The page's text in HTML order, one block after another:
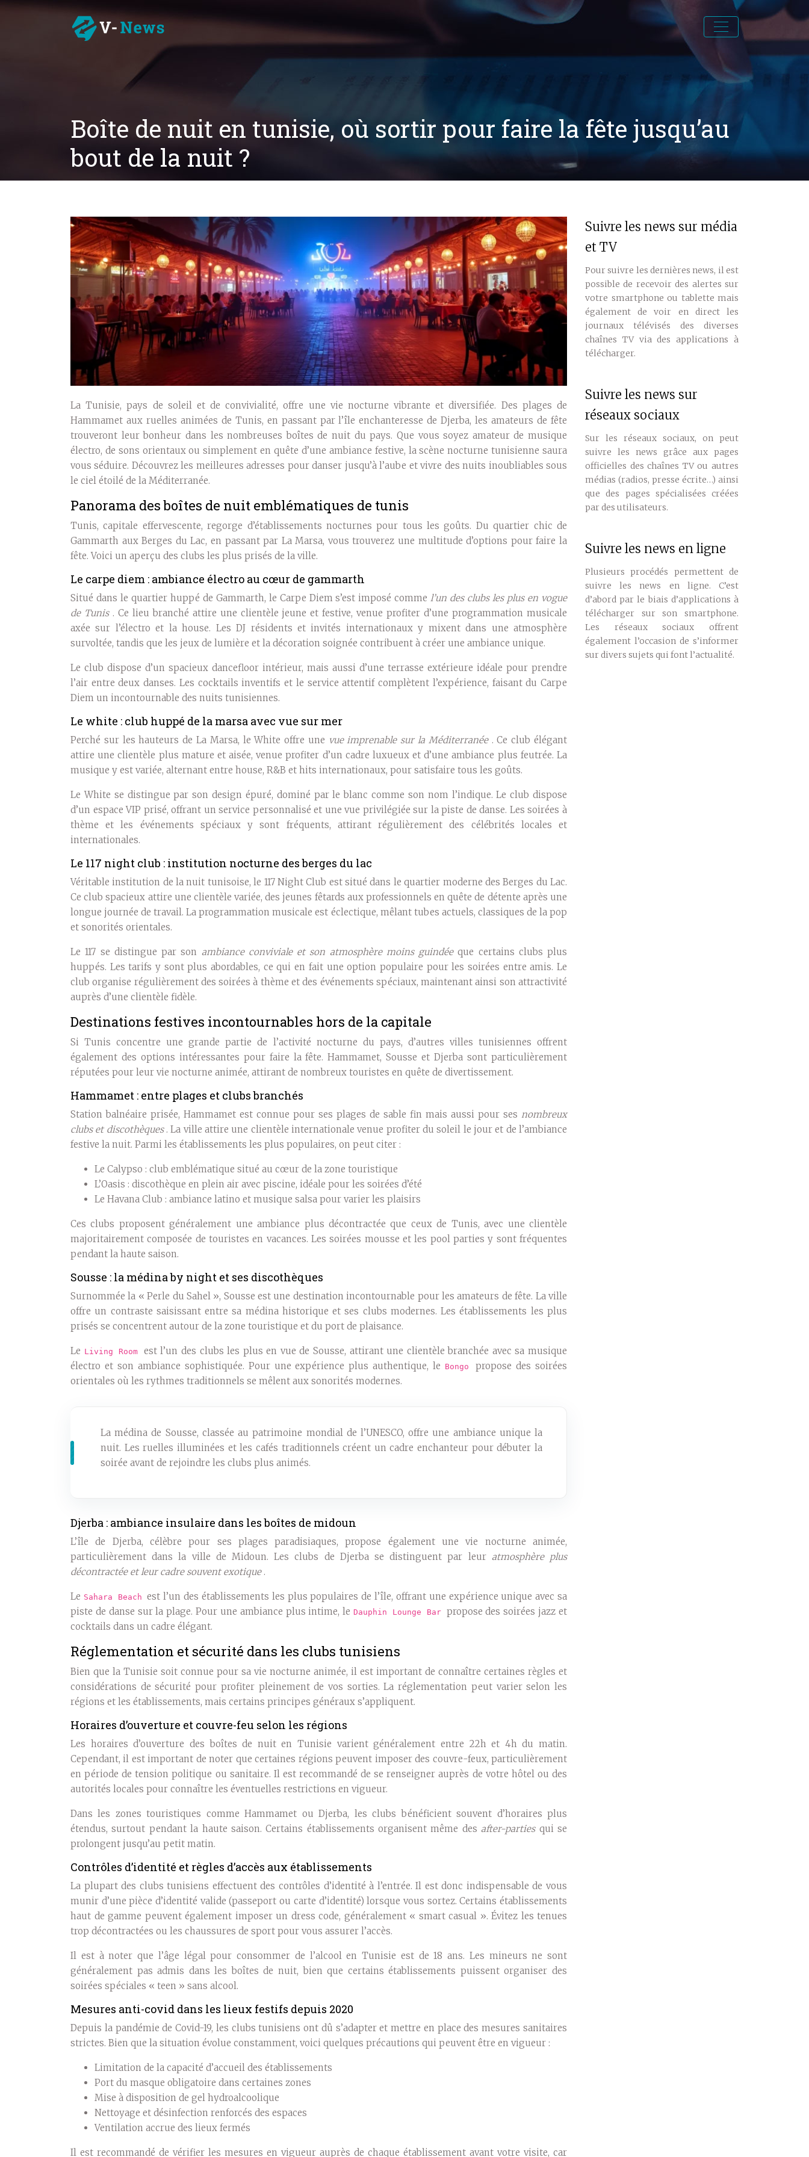
Boîte de nuit en tunisie, où sortir pour faire la fête jusqu’au
bout de la nuit ?
La Tunisie, pays de soleil et de convivialité, offre une vie nocturne vibrante et diversifiée. Des plages de
Hammamet aux ruelles animées de Tunis, en passant par l’île enchanteresse de Djerba, les amateurs de fête
trouveront leur bonheur dans les nombreuses boîtes de nuit du pays. Que vous soyez amateur de musique
électro, de sons orientaux ou simplement en quête d’une ambiance festive, la scène nocturne tunisienne saura
vous séduire. Découvrez les meilleures adresses pour danser jusqu’à l’aube et vivre des nuits inoubliables sous
le ciel étoilé de la Méditerranée.
Panorama des boîtes de nuit emblématiques de tunis
Tunis, capitale effervescente, regorge d’établissements nocturnes pour tous les goûts. Du quartier chic de
Gammarth aux Berges du Lac, en passant par La Marsa, vous trouverez une multitude d’options pour faire la
fête. Voici un aperçu des clubs les plus prisés de la ville.
Le carpe diem : ambiance électro au cœur de gammarth
Situé dans le quartier huppé de Gammarth, le Carpe Diem s’est imposé commel’un des clubs les plus en vogue
de Tunis . Ce lieu branché attire une clientèle jeune et festive, venue profiter d’une programmation musicale
axée sur l’électro et la house. Les DJ résidents et invités internationaux y mixent dans une atmosphère
survoltée, tandis que les jeux de lumière et la décoration soignée contribuent à créer une ambiance unique.
Le club dispose d’un spacieux dancefloor intérieur, mais aussi d’une terrasse extérieure idéale pour prendre
l’air entre deux danses. Les cocktails inventifs et le service attentif complètent l’expérience, faisant du Carpe
Diem un incontournable des nuits tunisiennes.
Le white : club huppé de la marsa avec vue sur mer
Perché sur les hauteurs de La Marsa, le White offre une vue imprenable sur la Méditerranée . Ce club élégant
attire une clientèle plus mature et aisée, venue profiter d’un cadre luxueux et d’une ambiance plus feutrée. La
musique y est variée, alternant entre house, R&B et hits internationaux, pour satisfaire tous les goûts.
Le White se distingue par son design épuré, dominé par le blanc comme son nom l’indique. Le club dispose
d’un espace VIP prisé, offrant un service personnalisé et une vue privilégiée sur la piste de danse. Les soirées à
thème et les événements spéciaux y sont fréquents, attirant régulièrement des célébrités locales et
internationales.
Le 117 night club : institution nocturne des berges du lac
Véritable institution de la nuit tunisoise, le 117 Night Club est situé dans le quartier moderne des Berges du Lac.
Ce club spacieux attire une clientèle variée, des jeunes fêtards aux professionnels en quête de détente après une
longue journée de travail. La programmation musicale est éclectique, mêlant tubes actuels, classiques de la pop
et sonorités orientales.
Le 117 se distingue par son ambiance conviviale et son atmosphère moins guindéeque certains clubs plus
huppés. Les tarifs y sont plus abordables, ce qui en fait une option populaire pour les soirées entre amis. Le
club organise régulièrement des soirées à thème et des événements spéciaux, maintenant ainsi son attractivité
auprès d’une clientèle fidèle.
Destinations festives incontournables hors de la capitale
Si Tunis concentre une grande partie de l’activité nocturne du pays, d’autres villes tunisiennes offrent
également des options intéressantes pour faire la fête. Hammamet, Sousse et Djerba sont particulièrement
réputées pour leur vie nocturne animée, attirant de nombreux touristes en quête de divertissement.
Hammamet : entre plages et clubs branchés
Station balnéaire prisée, Hammamet est connue pour ses plages de sable fin mais aussi pour ses nombreux
clubs et discothèques . La ville attire une clientèle internationale venue profiter du soleil le jour et de l’ambiance
festive la nuit. Parmi les établissements les plus populaires, on peut citer :
Le Calypso : club emblématique situé au cœur de la zone touristique
L’Oasis : discothèque en plein air avec piscine, idéale pour les soirées d’été
Le Havana Club : ambiance latino et musique salsa pour varier les plaisirs
Ces clubs proposent généralement une ambiance plus décontractée que ceux de Tunis, avec une clientèle
majoritairement composée de touristes en vacances. Les soirées mousse et les pool parties y sont fréquentes
pendant la haute saison.
Sousse : la médina by night et ses discothèques
Surnommée la « Perle du Sahel », Sousse est une destination incontournable pour les amateurs de fête. La ville
offre un contraste saisissant entre sa médina historique et ses clubs modernes. Les établissements les plus
prisés se concentrent autour de la zone touristique et du port de plaisance.
Le Living Room est l’un des clubs les plus en vue de Sousse, attirant une clientèle branchée avec sa musique
électro et son ambiance sophistiquée. Pour une expérience plus authentique, le Bongopropose des soirées
orientales où les rythmes traditionnels se mêlent aux sonorités modernes.
La médina de Sousse, classée au patrimoine mondial de l’UNESCO, offre une ambiance unique la
nuit. Les ruelles illuminées et les cafés traditionnels créent un cadre enchanteur pour débuter la
soirée avant de rejoindre les clubs plus animés.
Djerba : ambiance insulaire dans les boîtes de midoun
L’île de Djerba, célèbre pour ses plages paradisiaques, propose également une vie nocturne animée,
particulièrement dans la ville de Midoun. Les clubs de Djerba se distinguent par leur atmosphère plus
décontractée et leur cadre souvent exotique .
Le Sahara Beachest l’un des établissements les plus populaires de l’île, offrant une expérience unique avec sa
piste de danse sur la plage. Pour une ambiance plus intime, leDauphin Lounge Bar propose des soirées jazz et
cocktails dans un cadre élégant.
Réglementation et sécurité dans les clubs tunisiens
Bien que la Tunisie soit connue pour sa vie nocturne animée, il est important de connaître certaines règles et
considérations de sécurité pour profiter pleinement de vos sorties. La réglementation peut varier selon les
régions et les établissements, mais certains principes généraux s’appliquent.
Horaires d’ouverture et couvre-feu selon les régions
Les horaires d’ouverture des boîtes de nuit en Tunisie varient généralement entre 22h et 4h du matin.
Cependant, il est important de noter que certaines régions peuvent imposer des couvre-feux, particulièrement
en période de tension politique ou sanitaire. Il est recommandé de se renseigner auprès de votre hôtel ou des
autorités locales pour connaître les éventuelles restrictions en vigueur.
Dans les zones touristiques comme Hammamet ou Djerba, les clubs bénéficient souvent d’horaires plus
étendus, surtout pendant la haute saison. Certains établissements organisent même desafter-parties qui se
prolongent jusqu’au petit matin.
Contrôles d’identité et règles d’accès aux établissements
La plupart des clubs tunisiens effectuent des contrôles d’identité à l’entrée. Il est donc indispensable de vous
munir d’une pièce d’identité valide (passeport ou carte d’identité) lorsque vous sortez. Certains établissements
haut de gamme peuvent également imposer un dress code, généralement « smart casual ». Évitez les tenues
trop décontractées ou les chaussures de sport pour vous assurer l’accès.
Il est à noter que l’âge légal pour consommer de l’alcool en Tunisie est de 18 ans. Les mineurs ne sont
généralement pas admis dans les boîtes de nuit, bien que certains établissements puissent organiser des
soirées spéciales « teen » sans alcool.
Mesures anti-covid dans les lieux festifs depuis 2020
Depuis la pandémie de Covid-19, les clubs tunisiens ont dû s’adapter et mettre en place des mesures sanitaires
strictes. Bien que la situation évolue constamment, voici quelques précautions qui peuvent être en vigueur :
Limitation de la capacité d’accueil des établissements
Port du masque obligatoire dans certaines zones
Mise à disposition de gel hydroalcoolique
Nettoyage et désinfection renforcés des espaces
Ventilation accrue des lieux fermés
Il est recommandé de vérifier les mesures en vigueur auprès de chaque établissement avant votre visite, car
Suivre les news sur média
et TV
Pour suivre les dernières news, il est
possible de recevoir des alertes sur
votre smartphone ou tablette mais
également de voir en direct les
journaux télévisés des diverses
chaînes TV via des applications à
télécharger.
Suivre les news sur
réseaux sociaux
Sur les réseaux sociaux, on peut
suivre les news grâce aux pages
officielles des chaînes TV ou autres
médias (radios, presse écrite…) ainsi
que des pages spécialisées créées
par des utilisateurs.
Suivre les news en ligne
Plusieurs procédés permettent de
suivre les news en ligne. C’est
d’abord par le biais d’applications à
télécharger sur son smartphone.
Les réseaux sociaux offrent
également l’occasion de s’informer
sur divers sujets qui font l’actualité.